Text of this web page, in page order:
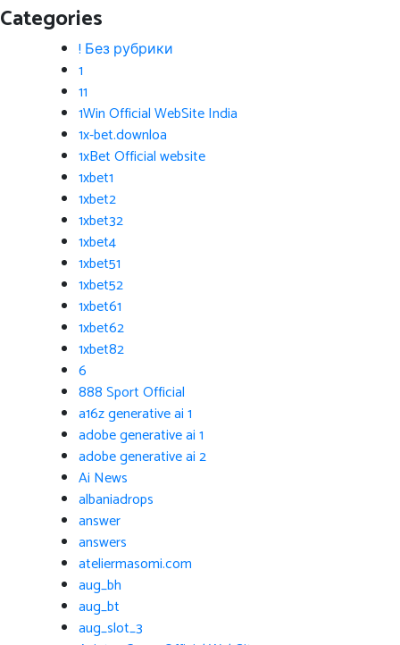
Categories
! Без рубрики
1
11
1Win Official WebSite India
1x-bet.downloa
1xBet Official website
1xbet1
1xbet2
1xbet32
1xbet4
1xbet51
1xbet52
1xbet61
1xbet62
1xbet82
6
888 Sport Official
a16z generative ai 1
adobe generative ai 1
adobe generative ai 2
Ai News
albaniadrops
answer
answers
ateliermasomi.com
aug_bh
aug_bt
aug_slot_3